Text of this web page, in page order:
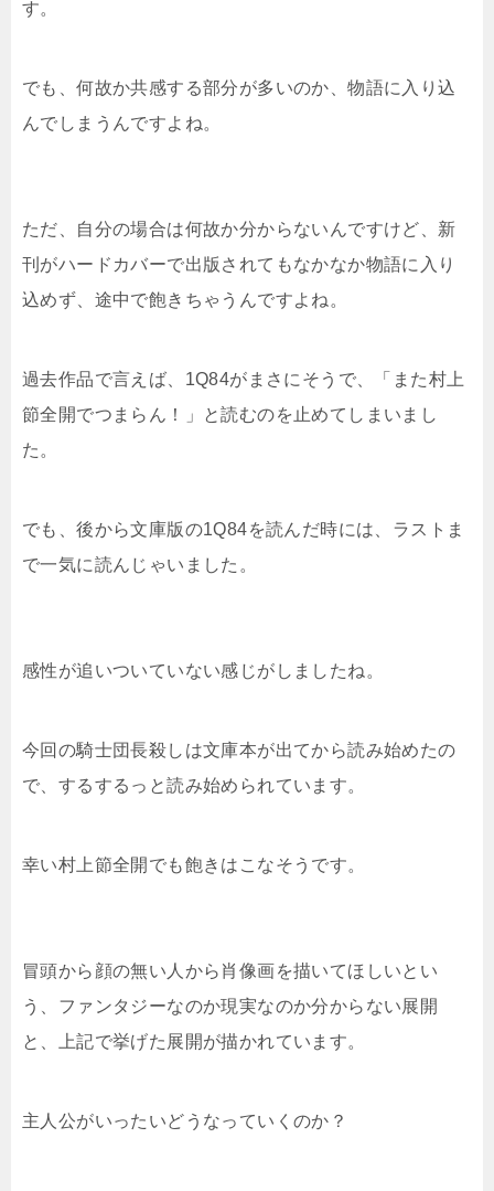
す。
でも、何故か共感する部分が多いのか、物語に入り込
んでしまうんですよね。
ただ、自分の場合は何故か分からないんですけど、新
刊がハードカバーで出版されてもなかなか物語に入り
込めず、途中で飽きちゃうんですよね。
過去作品で言えば、1Q84がまさにそうで、「また村上
節全開でつまらん！」と読むのを止めてしまいまし
た。
でも、後から文庫版の1Q84を読んだ時には、ラストま
で一気に読んじゃいました。
感性が追いついていない感じがしましたね。
今回の騎士団長殺しは文庫本が出てから読み始めたの
で、するするっと読み始められています。
幸い村上節全開でも飽きはこなそうです。
冒頭から顔の無い人から肖像画を描いてほしいとい
う、ファンタジーなのか現実なのか分からない展開
と、上記で挙げた展開が描かれています。
主人公がいったいどうなっていくのか？